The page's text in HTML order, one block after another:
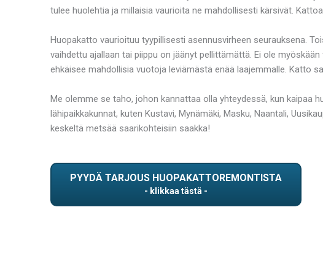
tulee huolehtia ja millaisia vaurioita ne mahdollisesti kärsivät.
Huopakatto vaurioituu tyypillisesti asennusvirheen seurauksena.
vaihdettu ajallaan tai piippu on jäänyt pellittämättä. Ei ole
ehkäisee mahdollisia vuotoja leviämästä enää laajemmalle. Katto
Me olemme se taho, johon kannattaa olla yhteydessä, kun
lähipaikkakunnat, kuten Kustavi, Mynämäki, Masku, Naantali,
keskeltä metsää saarikohteisiin saakka!
PYYDÄ TARJOUS HUOPAKATTOREMONTISTA